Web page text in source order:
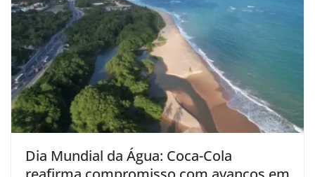
Dia Mundial da Água: Coca-Cola